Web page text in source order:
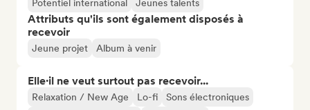
Potentiel international Jeunes talents
Attributs qu'ils sont également disposés à
recevoir
Jeune projet Album à venir
Elle·il ne veut surtout pas recevoir...
Relaxation / New Age Lo-fi
Sons électroniques